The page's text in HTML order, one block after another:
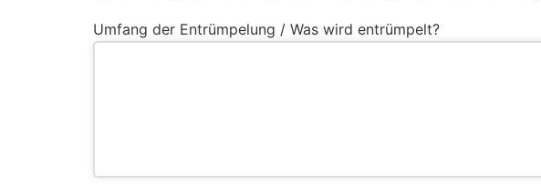
Umfang der Entrümpelung / Was wird entrümpelt?